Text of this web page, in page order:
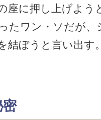
座に押し上げよう
たワン・ソだが、
結ぼうと言い出す